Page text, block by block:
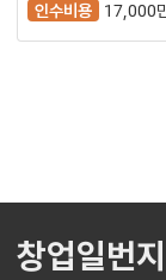
인수비용
17,000
창업일번지